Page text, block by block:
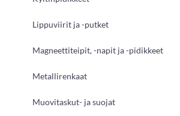
Lippuviirit ja -putket
Magneettiteipit, -napit ja -pidikkeet
Metallirenkaat
Muovitaskut- ja suojat